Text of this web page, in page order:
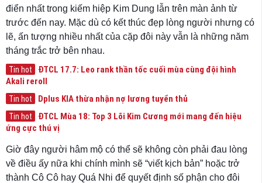
điển nhất trong kiếm hiệp Kim Dung lẫn trên màn ảnh từ
trước đến nay. Mặc dù có kết thúc đẹp lòng người nhưng có
lẽ, ấn tượng nhiều nhất của cặp đôi này vẫn là những năm
tháng trắc trở bên nhau.
Tin hot
ĐTCL 17.7: Leo rank thần tốc cuối mùa cùng đội hình
Akali reroll
Tin hot Dplus KIA thừa nhận nợ lương tuyển thủ
Tin hot
ĐTCL Mùa 18: Top 3 Lõi Kim Cương mới mang đến hiệu
ứng cực thú vị
Giờ đây người hâm mộ có thể sẽ không còn phải đau lòng
về điều ấy nữa khi chính mình sẽ “viết kịch bản” hoặc trở
thành Cô Cô hay Quá Nhi để quyết định số phận cho đôi